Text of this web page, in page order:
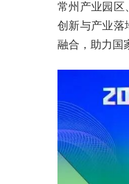
常州产业园区
创新与产业落
融合，助力国